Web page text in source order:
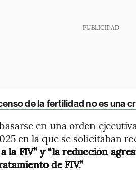
PUBLICIDAD
de la fertilidad no es una
en una orden
en la que se solicitaban
la FIV” y “la reducción
de FIV.”